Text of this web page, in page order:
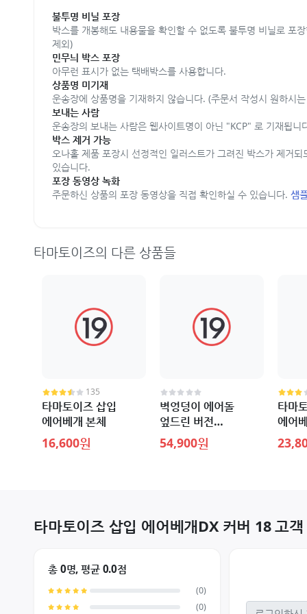
불투명 비닐 포장
박스를 개봉해도 내용물을 확인할 수 없도록 불투명 비닐로 포
제외)
민무늬 박스 포장
아무런 표시가 없는 택배박스를 사용합니다.
상품명 미기재
운송장에 상품명을 기재하지 않습니다. (주문서 작성시 원하시
보내는 사람
운송장의 보내는 사람은 웹사이트명이 아닌 "KCP" 로 기재됩니
박스 제거 가능
오나홀 제품 포장시 선정적인 일러스트가 그려진 박스가 제거되
있습니다.
포장 동영상 녹화
주문하신 상품의 포장 동영상을 직접 확인하실 수 있습니다. 샘
타마토이즈의 다른 상품들
135
타마토이즈 삽입
에어베개 본체
16,600원
벽엉덩이 에어돌
엎드린 버전
수량한정판
54,900원
타마
에어
타마토이즈 삽입 에어베개DX 커버 18 고
총 0명, 평균 0.0점
(0)
(0)